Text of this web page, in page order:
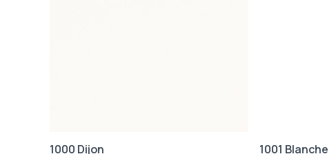
1000 Dijon 1001 Blanche